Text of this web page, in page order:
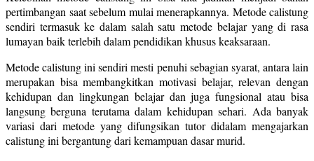
pertimbangan saat sebelum mulai menerapkannya. Metode calistung
sendiri termasuk ke dalam salah satu metode belajar yang di rasa
lumayan baik terlebih dalam pendidikan khusus keaksaraan.
Metode calistung ini sendiri mesti penuhi sebagian syarat, antara lain
merupakan bisa membangkitkan motivasi belajar, relevan dengan
kehidupan dan lingkungan belajar dan juga fungsional atau bisa
langsung berguna terutama dalam kehidupan sehari. Ada banyak
variasi dari metode yang difungsikan tutor didalam mengajarkan
calistung ini bergantung dari kemampuan dasar murid.